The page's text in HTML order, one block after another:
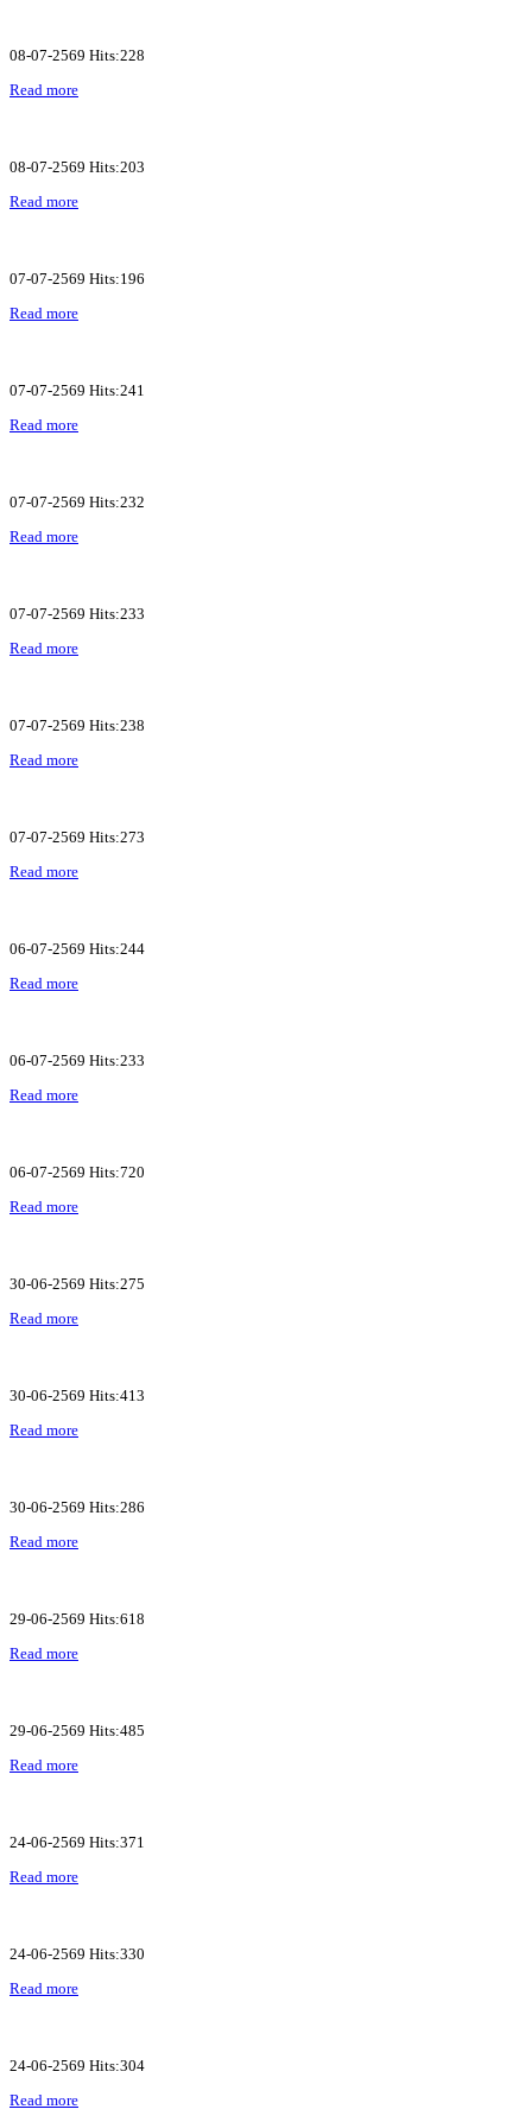
08-07-2569 Hits:228
Read more
08-07-2569 Hits:203
Read more
07-07-2569 Hits:196
Read more
07-07-2569 Hits:241
Read more
07-07-2569 Hits:232
Read more
07-07-2569 Hits:233
Read more
07-07-2569 Hits:238
Read more
07-07-2569 Hits:273
Read more
06-07-2569 Hits:244
Read more
06-07-2569 Hits:233
Read more
06-07-2569 Hits:720
Read more
30-06-2569 Hits:275
Read more
30-06-2569 Hits:413
Read more
30-06-2569 Hits:286
Read more
29-06-2569 Hits:618
Read more
29-06-2569 Hits:485
Read more
24-06-2569 Hits:371
Read more
24-06-2569 Hits:330
Read more
24-06-2569 Hits:304
Read more